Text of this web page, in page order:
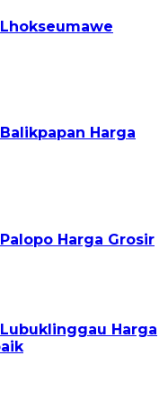
Lhokseumawe
Harga
Harga Grosir
Lubuklinggau Harga